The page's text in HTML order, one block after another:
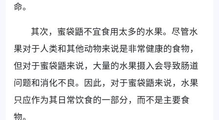
命。
其次，蜜袋鼯不宜食用太多的水果。尽管水
果对于人类和其他动物来说是非常健康的食物，
但对于蜜袋鼯来说，大量的水果摄入会导致肠道
问题和消化不良。因此，对于蜜袋鼯来说，水果
只应作为其日常饮食的一部分，而不是主要食
物。